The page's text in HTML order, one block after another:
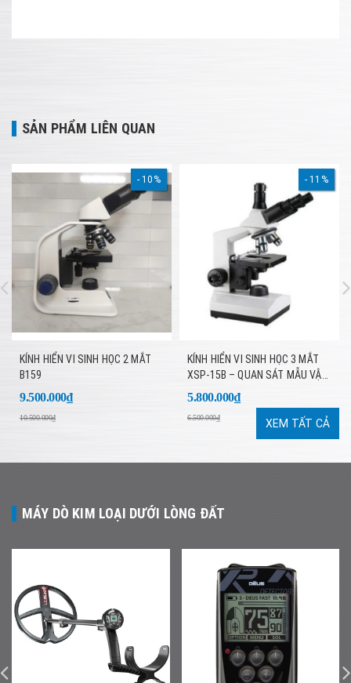
SẢN PHẨM LIÊN QUAN
10%
KÍNH HIỂN VI SINH HỌC 2 MẮT
B159
9.500.000₫
10.500.000₫
11%
KÍNH HIỂN VI SINH HỌC 3 MẮT
XSP-15B – QUAN SÁT MẪU VẬT
CHUYÊN SÂU, HÌNH ẢNH SẮC
5.800.000₫
6.500.000₫ XEM TẤT CẢ
MÁY DÒ KIM LOẠI DƯỚI LÒNG ĐẤT